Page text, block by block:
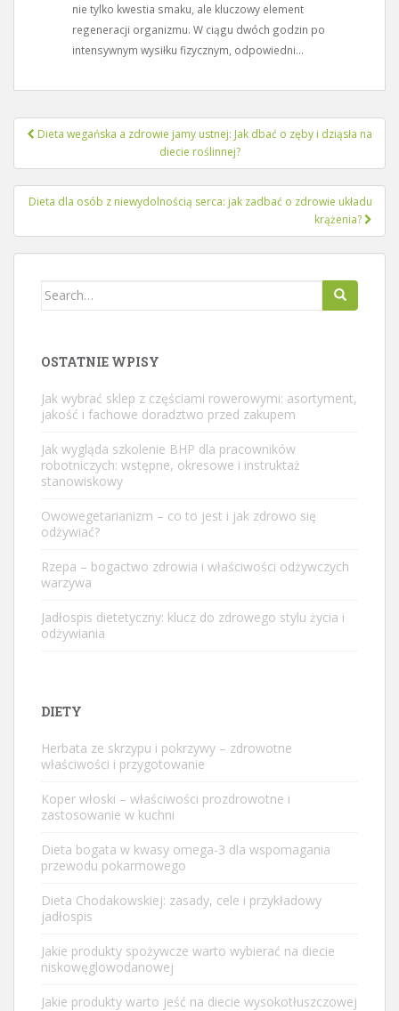
nie tylko kwestia smaku, ale kluczowy element
regeneracji organizmu. W ciągu dwóch godzin po
intensywnym wysiłku fizycznym, odpowiedni...
Nawigacja
Dieta wegańska a zdrowie jamy ustnej: Jak dbać o zęby i dziąsła na
diecie roślinnej?
Dieta dla osób z niewydolnością serca: jak zadbać o zdrowie układu
krążenia?
Search
OSTATNIE WPISY
Jak wybrać sklep z częściami rowerowymi: asortyment,
jakość i fachowe doradztwo przed zakupem
Jak wygląda szkolenie BHP dla pracowników
robotniczych: wstępne, okresowe i instruktaż
stanowiskowy
Owowegetarianizm – co to jest i jak zdrowo się
odżywiać?
Rzepa – bogactwo zdrowia i właściwości odżywczych
warzywa
Jadłospis dietetyczny: klucz do zdrowego stylu życia i
odżywiania
DIETY
Herbata ze skrzypu i pokrzywy – zdrowotne
właściwości i przygotowanie
Koper włoski – właściwości prozdrowotne i
zastosowanie w kuchni
Dieta bogata w kwasy omega-3 dla wspomagania
przewodu pokarmowego
Dieta Chodakowskiej: zasady, cele i przykładowy
jadłospis
Jakie produkty spożywcze warto wybierać na diecie
niskowęglowodanowej
Jakie produkty warto jeść na diecie wysokotłuszczowej